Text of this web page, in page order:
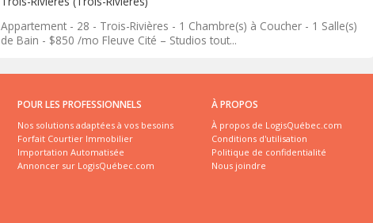
Appartement - 28 - Trois-Rivières - 1 Chambre(s) à Coucher - 1 Salle(s)
de Bain - $850 /mo Fleuve Cité – Studios tout...
POUR LES PROFESSIONNELS
Nos solutions adaptées à vos besoins
Forfait Courtier Immobilier
Importation Automatisée
Annoncer sur LogisQuébec.com
À PROPOS
À propos de LogisQuébec.com
Conditions d'utilisation
Politique de confidentialité
Nous joindre